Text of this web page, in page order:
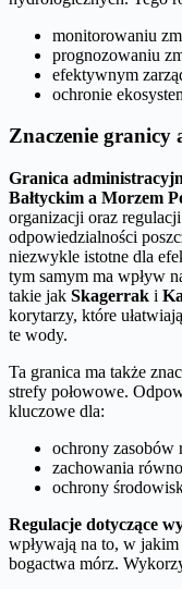
monitorowaniu
prognozowaniu
efektywnym
ochronie
Znaczenie
Granica
Bałtyckim a Morzem
organizacji oraz
odpowiedzialności
niezwykle istotne dla
tym samym ma wpływ
takie jak Skagerrak i
korytarzy, które
te wody.
Ta granica ma także
strefy połowowe.
kluczowe dla:
ochrony zasobów
zachowania
ochrony
Regulacje dotyczące
wpływają na to, w
bogactwa mórz.